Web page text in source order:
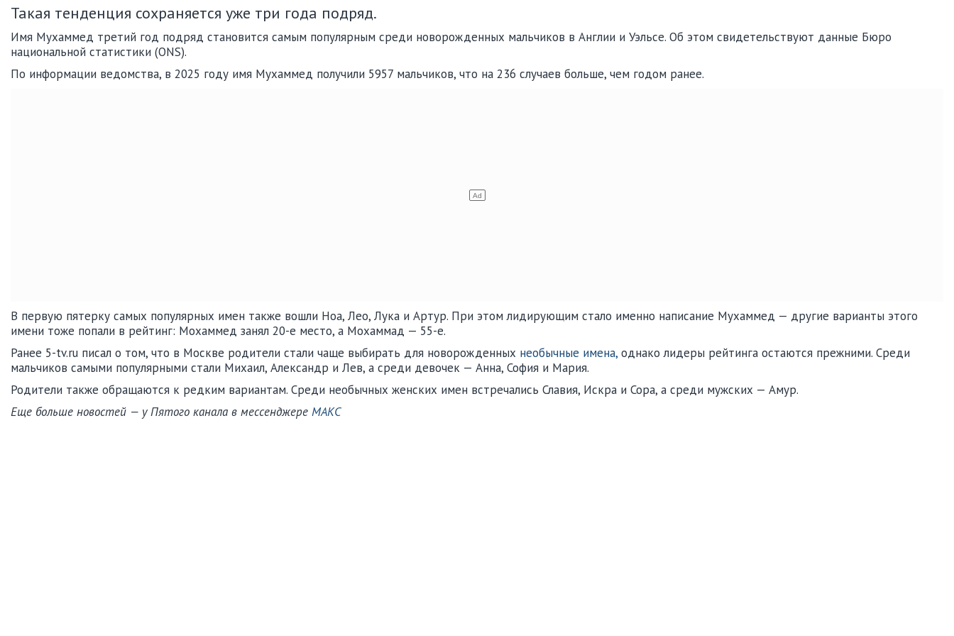
Такая тенденция сохраняется уже три года подряд.
Имя Мухаммед третий год подряд становится самым популярным среди новорожденных мальчиков в Англии и Уэльсе. Об этом свидетельствуют данные Бюро
национальной статистики (ONS).
По информации ведомства, в 2025 году имя Мухаммед получили 5957 мальчиков, что на 236 случаев больше, чем годом ранее.
В первую пятерку самых популярных имен также вошли Ноа, Лео, Лука и Артур. При этом лидирующим стало именно написание Мухаммед — другие варианты этого
имени тоже попали в рейтинг: Мохаммед занял 20-е место, а Мохаммад — 55-е.
Ранее 5-tv.ru писал о том, что в Москве родители стали чаще выбирать для новорожденных необычные имена, однако лидеры рейтинга остаются прежними. Среди
мальчиков самыми популярными стали Михаил, Александр и Лев, а среди девочек — Анна, София и Мария.
Родители также обращаются к редким вариантам. Среди необычных женских имен встречались Славия, Искра и Сора, а среди мужских — Амур.
Еще больше новостей — у Пятого канала в мессенджере МАКС